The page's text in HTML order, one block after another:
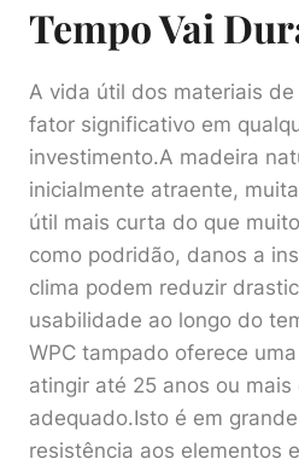
Tempo Vai
A vida útil dos materiais
fator significativo em
investimento.A madeira
inicialmente atraente,
útil mais curta do que
como podridão, danos a
clima podem reduzir
usabilidade ao longo do
WPC tampado oferece
atingir até 25 anos ou
adequado.Isto é em
resistência aos elementos